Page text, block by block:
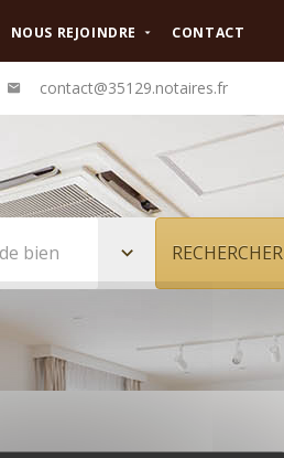
NOUS REJOINDRE CONTACT
contact@35129.notaires.fr
bien